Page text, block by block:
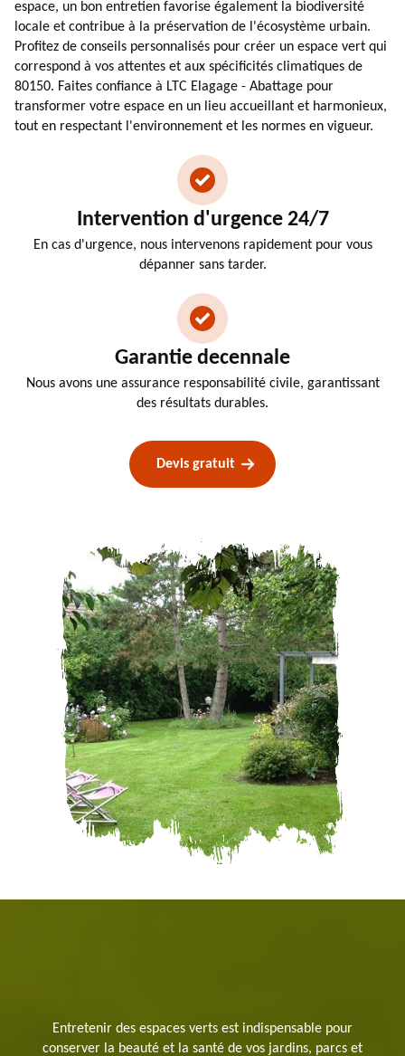
espace, un bon entretien favorise également la biodiversité
locale et contribue à la préservation de l'écosystème urbain.
Profitez de conseils personnalisés pour créer un espace vert qui
correspond à vos attentes et aux spécificités climatiques de
80150. Faites confiance à LTC Elagage - Abattage pour
transformer votre espace en un lieu accueillant et harmonieux,
tout en respectant l'environnement et les normes en vigueur.
Intervention d'urgence 24/7
En cas d'urgence, nous intervenons rapidement pour vous
dépanner sans tarder.
Garantie decennale
Nous avons une assurance responsabilité civile, garantissant
des résultats durables.
Devis gratuit
Entretenir des espaces verts est indispensable pour
conserver la beauté et la santé de vos jardins, parcs et